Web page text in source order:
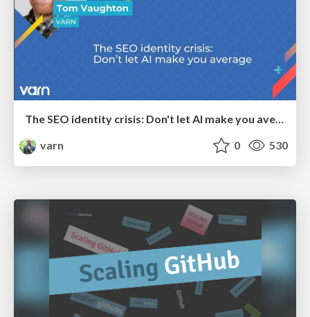
The SEO identity crisis: Don't let AI make you average
varn
0 530